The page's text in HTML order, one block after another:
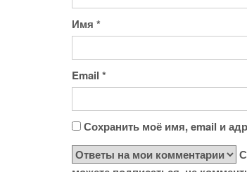
Имя *
Email *
Сохранить моё имя, email и